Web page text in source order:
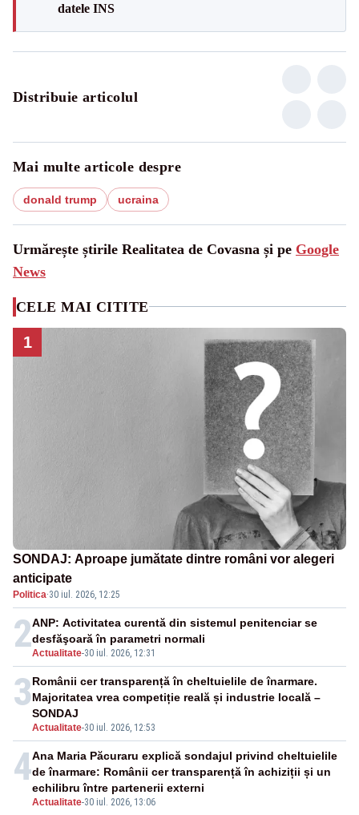
datele INS
Distribuie articolul
Mai multe articole despre
donald trump ucraina
Urmărește știrile Realitatea de Covasna și pe Google
News
CELE MAI CITITE
1
SONDAJ: Aproape jumătate dintre români vor alegeri
anticipate
Politica·30 iul. 2026, 12:25
2Actualitate-30 iul. 2026, 12:31
ANP: Activitatea curentă din sistemul penitenciar se
desfăşoară în parametri normali
3
Actualitate-30 iul. 2026, 12:53
Românii cer transparență în cheltuielile de înarmare.
Majoritatea vrea competiție reală și industrie locală –
SONDAJ
4
Actualitate-30 iul. 2026, 13:06
Ana Maria Păcuraru explică sondajul privind cheltuielile
de înarmare: Românii cer transparență în achiziții și un
echilibru între partenerii externi